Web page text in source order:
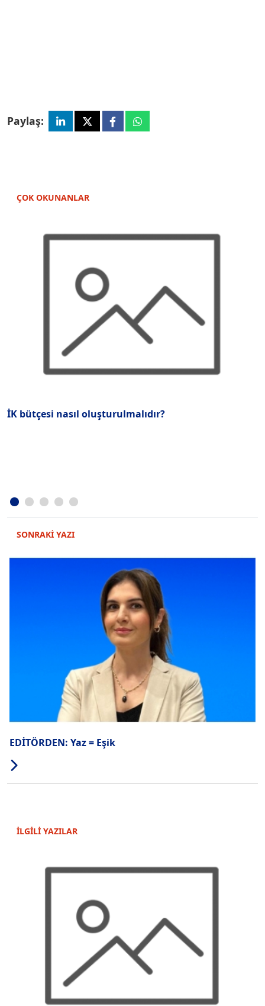
Paylaş:
ÇOK OKUNANLAR
İK bütçesi nasıl oluşturulmalıdır?
SONRAKİ YAZI
EDİTÖRDEN: Yaz = Eşik
İLGİLİ YAZILAR